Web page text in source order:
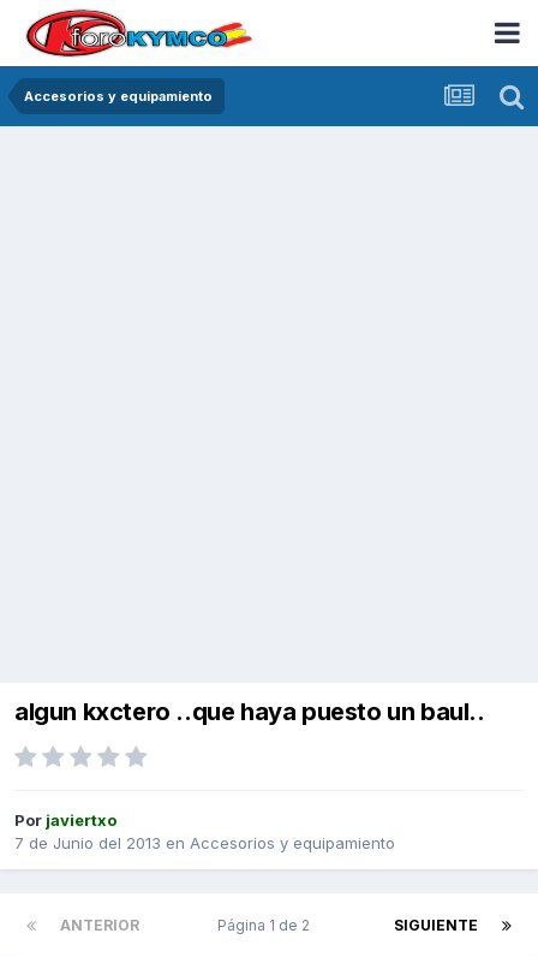
Accesorios y equipamiento
algun kxctero ..que haya puesto un baul..
Por javiertxo
7 de Junio del 2013 en Accesorios y equipamiento
ANTERIOR SIGUIENTE
Página 1 de 2